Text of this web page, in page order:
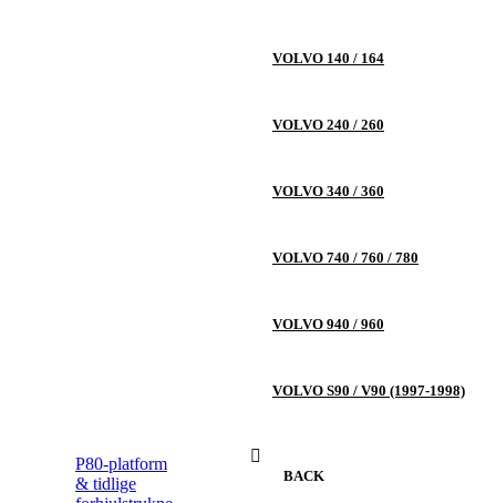
VOLVO 140 / 164
VOLVO 240 / 260
VOLVO 340 / 360
VOLVO 740 / 760 / 780
VOLVO 940 / 960
VOLVO S90 / V90 (1997-1998)
P80-platform
& tidlige
BACK